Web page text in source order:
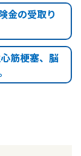
金の受取り
用）
筋梗塞、脳